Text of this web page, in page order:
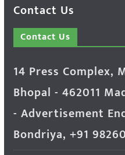
Contact Us
Contact Us
14 Press Complex,
Bhopal - 462011
- Advertisement
Bondriya, +91